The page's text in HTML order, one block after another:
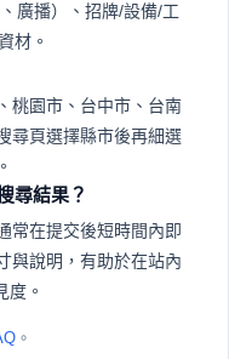
廣播）、招牌/設備/工
材。
桃園市、台中市、台南
尋頁選擇縣市後再細選
尋結果？
常在提交後短時間內即
與說明，有助於在站內
度。
。